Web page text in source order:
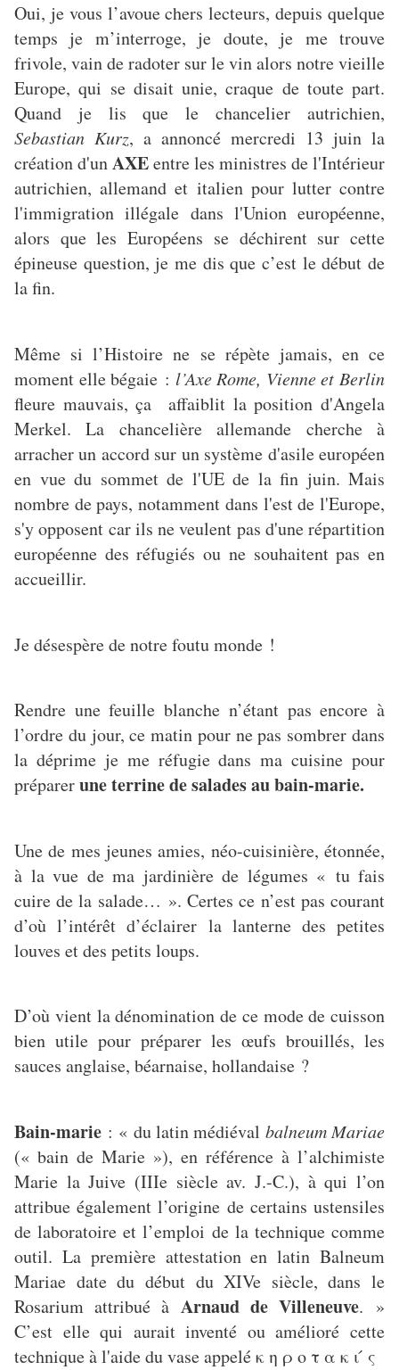
Oui, je vous l’avoue chers lecteurs, depuis quelque
temps je m’interroge, je doute, je me trouve
frivole, vain de radoter sur le vin alors notre vieille
Europe, qui se disait unie, craque de toute part.
Quand je lis que le chancelier autrichien,
Sebastian Kurz, a annoncé mercredi 13 juin la
création d'unAXEentre les ministres de l'Intérieur
autrichien, allemand et italien pour lutter contre
l'immigration illégale dans l'Union européenne,
alors que les Européens se déchirent sur cette
épineuse question, je me dis que c’est le début de
la fin.
Même si l’Histoire ne se répète jamais, en ce
moment elle bégaie : l’Axe Rome, Vienne et Berlin
fleure mauvais, ça affaiblit la position d'Angela
Merkel. La chancelière allemande cherche à
arracher un accord sur un système d'asile européen
en vue du sommet de l'UE de la fin juin. Mais
nombre de pays, notamment dans l'est de l'Europe,
s'y opposent car ils ne veulent pas d'une répartition
européenne des réfugiés ou ne souhaitent pas en
accueillir.
Je désespère de notre foutu monde !
Rendre une feuille blanche n’étant pas encore à
l’ordre du jour, ce matin pour ne pas sombrer dans
la déprime je me réfugie dans ma cuisine pour
préparerune terrine de salades au bain-marie.
Une de mes jeunes amies, néo-cuisinière, étonnée,
à la vue de ma jardinière de légumes « tu fais
cuire de la salade… ». Certes ce n’est pas courant
d’où l’intérêt d’éclairer la lanterne des petites
louves et des petits loups.
D’où vient la dénomination de ce mode de cuisson
bien utile pour préparer les œufs brouillés, les
sauces anglaise, béarnaise, hollandaise ?
Bain-marie : « du latin médiéval balneum Mariae
(« bain de Marie »), en référence à l’alchimiste
Marie la Juive (IIIe siècle av. J.-C.), à qui l’on
attribue également l’origine de certains ustensiles
de laboratoire et l’emploi de la technique comme
outil. La première attestation en latin Balneum
Mariae date du début du XIVe siècle, dans le
Rosarium attribué à Arnaud de Villeneuve. »
C’est elle qui aurait inventé ou amélioré cette
technique à l'aide du vase appelé κ η ρ ο τ α κ ι ́ ς